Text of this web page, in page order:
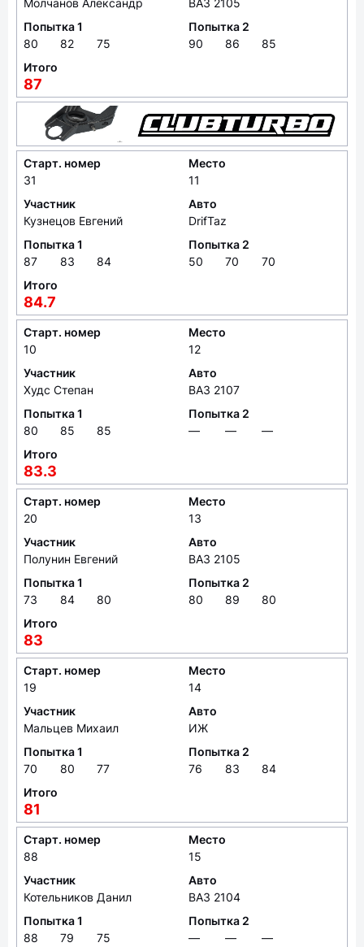
Молчанов Александр
ВАЗ 2105
Попытка 1
80
82 75
Попытка 2
90
86
85
Итого
87
Старт. номер
31
Место
11
Участник
Кузнецов Евгений
Авто
DrifTaz
Попытка 1
87
83 84
Попытка 2
50
70
70
Итого
84.7
Старт. номер
10
Место
12
Участник
Худс Степан
Авто
ВАЗ 2107
Попытка 1
80
85 85
Попытка 2
—
—
—
Итого
83.3
Старт. номер
20
Место
13
Участник
Полунин Евгений
Авто
ВАЗ 2105
Попытка 1
73
84 80
Попытка 2
80
89
80
Итого
83
Старт. номер
19
Место
14
Участник
Мальцев Михаил
Авто
ИЖ
Попытка 1
70
80 77
Попытка 2
76
83
84
Итого
81
Старт. номер
88
Место
15
Участник
Котельников Данил
Авто
ВАЗ 2104
Попытка 1
88
79 75
Попытка 2
—
—
—